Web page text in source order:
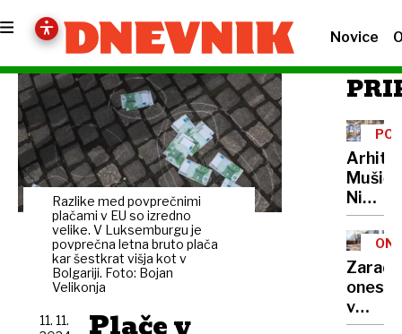
Novice
Razlike med povprečnimi
plačami v EU so izredno
velike. V Luksemburgu je
povprečna letna bruto plača
kar šestkrat višja kot v
Bolgariji. Foto: Bojan
Velikonja
11. 11.
Mušič:
Nikoli
nisem
da je
to v
moji
Zaradi
v
delu